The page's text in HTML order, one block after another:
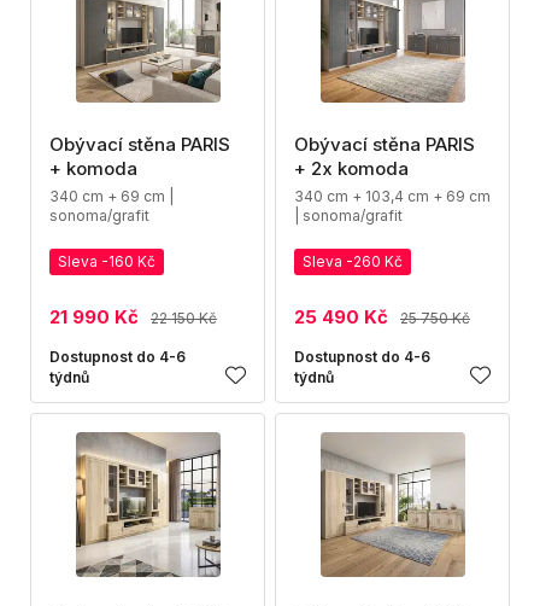
Obývací stěna PARIS
+ komoda
340 cm + 69 cm |
sonoma/grafit
Sleva -160 Kč
21 990 Kč 22 150 Kč
Dostupnost do 4-6
týdnů
Obývací stěna PARIS
+ 2x komoda
340 cm + 103,4 cm + 69 cm
| sonoma/grafit
Sleva -260 Kč
25 490 Kč 25 750 Kč
Dostupnost do 4-6
týdnů